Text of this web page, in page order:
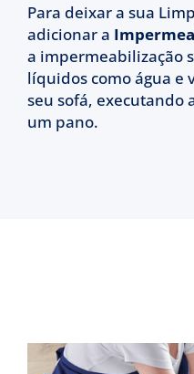
Para deixar a sua
adicionar a
a impermeabilização
líquidos como água e
seu sofá, executando
um pano.